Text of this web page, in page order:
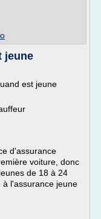
jeune
est jeune
d'assurance
voiture, donc
de 18 à 24
l'assurance jeune